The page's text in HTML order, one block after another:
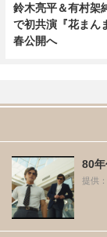
鈴木亮平＆有村架
で初共演『花まん
春公開へ
80
提供